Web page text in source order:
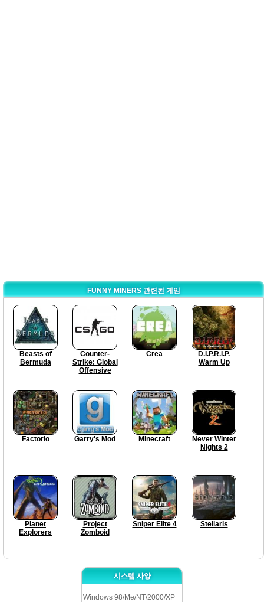
FUNNY MINERS 관련된 게임
Beasts of
Bermuda
Counter-
Strike: Global
Offensive
Crea
D.I.P.R.I.P.
Warm Up
Factorio Garry's Mod Minecraft
Never Winter
Nights 2
Planet
Explorers
Project
Zomboid
Sniper Elite 4 Stellaris
시스템 사양
Windows 98/Me/NT/2000/XP